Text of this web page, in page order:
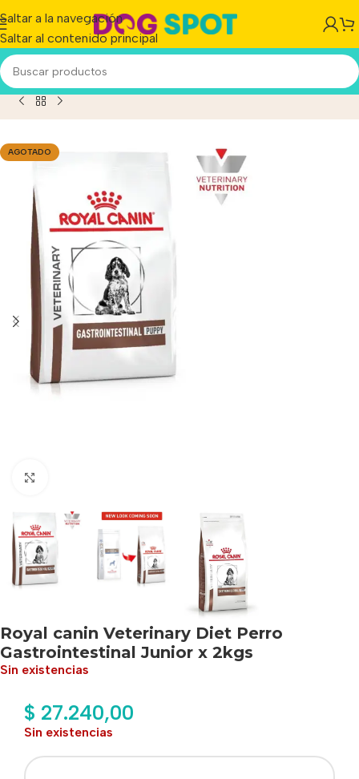
Saltar a la navegación
Saltar al contenido principal
Veterinary Diet Perro Gastrointestinal Junior x 2kgs
AGOTADO
Royal canin Veterinary Diet Perro
Gastrointestinal Junior x 2kgs
Sin existencias
$ 27.240,00
Sin existencias